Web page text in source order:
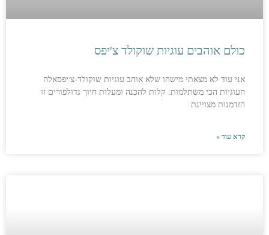
כולם אוהבים עוגיות שוקולד צ'יפס
אני עוד לא מצאתי מישהו שלא אוהב עוגיות שוקולד-צ׳יפסאלה
העוגיות הכי משתלמות: קלות להכנה ומעלות חיוך גדולפורים זו
הזדמנות מצויינת
קרא עוד »